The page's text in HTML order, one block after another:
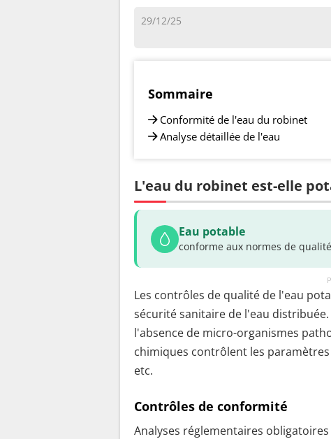
29/12/25
Sommaire
Conformité de l'eau du robinet
Analyse détaillée de l'eau
L'eau du robinet est-elle
Eau potable
conforme aux normes de
Les contrôles de qualité de l'eau
sécurité sanitaire de l'eau
l'absence de micro-organismes
chimiques contrôlent les
etc.
Contrôles de conformité
Analyses réglementaires